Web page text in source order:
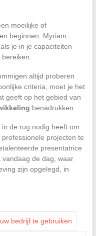
moeilijke of
beginnen. Myriam
je in je capaciteiten
altijd proberen
criteria, moet je het
geeft op het gebied van
benadrukken.
de rug nodig heeft om
projecten te
presentatrice
de dag, waar
zijn opgelegd, in
bedrijf te gebruiken